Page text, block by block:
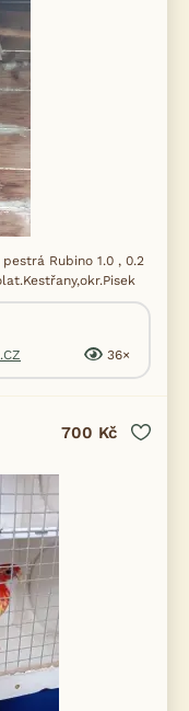
Rubino 1.0 , 0.2
36×
700 Kč